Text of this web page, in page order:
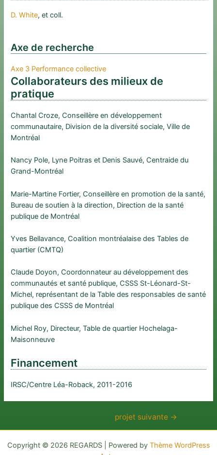
D. White, et coll.
Axe de recherche
Axe 3 Performance collective
Collaborateurs des milieux de
pratique
Chantal Croze, Conseillère en développement
communautaire, Division de la diversité sociale, Ville de
Montréal
Nancy Pole, Lyne Poitras et Denis Sauvé, Centraide du
Grand-Montréal
Marie-Martine Fortier, Conseillère en promotion de la santé,
Bureau de soutien à la direction, Direction de la santé
publique de Montréal
Yves Bellavance, Coalition montréalaise des Tables de
quartier (CMTQ)
Claude Doyon, Coordonnateur au développement des
communautés et santé publique, CSSS St-Léonard-St-
Michel, représentant de la Table des responsables de santé
publique des CSSS de Montréal
Michel Roy, Directeur, Table de quartier Hochelaga-
Maisonneuve
Financement
IRSC/Centre Léa-Roback, 2011-2016
de
projet suivante →
Copyright © 2026 REGARDS | Powered by Thème WordPress